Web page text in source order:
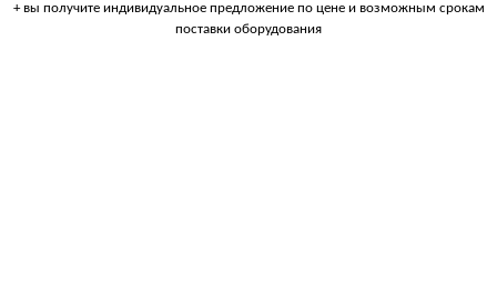
+ вы получите индивидуальное предложение по цене и возможным срокам
поставки оборудования